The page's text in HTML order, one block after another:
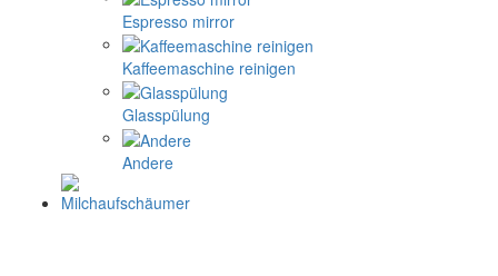
Espresso mirror
Kaffeemaschine reinigen
Glasspülung
Andere